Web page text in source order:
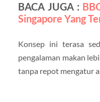
BACA JUGA :
Singapore Yang
Konsep ini terasa
pengalaman makan
tanpa repot mengatur